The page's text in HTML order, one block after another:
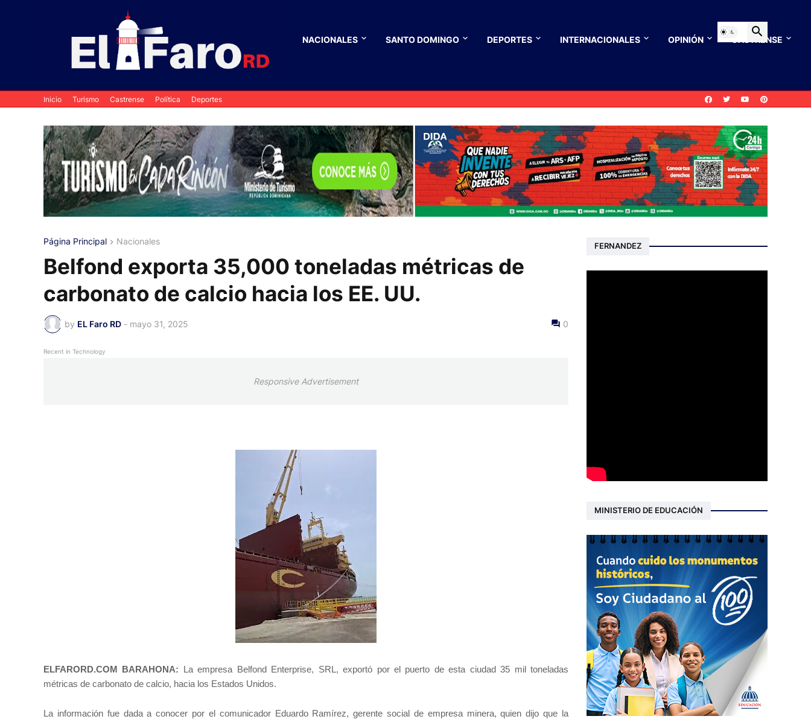
NACIONALES SANTO DOMINGO DEPORTES INTERNACIONALES OPINIÓN CASTRENSE
Inicio Turismo Castrense Política Deportes
Página Principal Nacionales
Belfond exporta 35,000 toneladas métricas de
carbonato de calcio hacia los EE. UU.
by EL Faro RD - mayo 31, 2025 0
Recent in Technology
Responsive Advertisement
ELFARORD.COM BARAHONA: La empresa Belfond Enterprise, SRL, exportó por el puerto de esta ciudad 35 mil toneladas
métricas de carbonato de calcio, hacia los Estados Unidos.
La información fue dada a conocer por el comunicador Eduardo Ramírez, gerente social de empresa minera, quien dijo que la
FERNANDEZ
MINISTERIO DE EDUCACIÓN